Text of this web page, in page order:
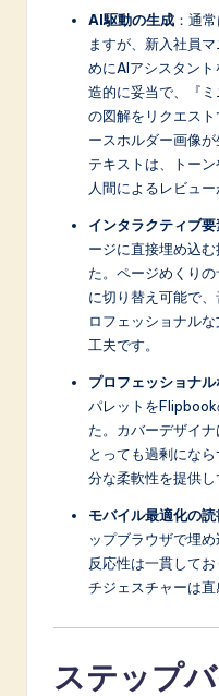
AI駆動の生成 ：通
ますが、新入社員
めにAIアシスタン
造的に妥当で、『
の図解をリクエス
ースホルダー画像
テキストは、トー
人間によるレビュー
インタラクティブ要
ージに直接埋め込
た。ページめくり
に切り替え可能で
ロフェッショナル
工夫です。
プロフェッショナ
パレットをFlipbook
た。カバーデザイ
とっても過剰にな
分な柔軟性を提供し
モバイル最適化の
ップブラウザで埋
反応性は一貫して
チジェスチャーは直
ステップ